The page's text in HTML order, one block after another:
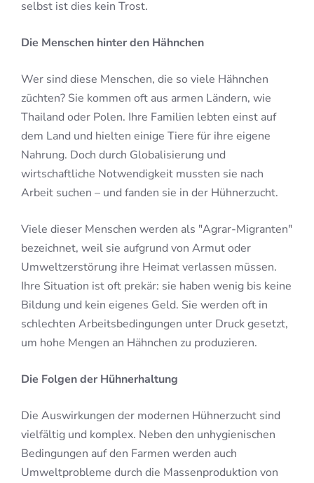
selbst ist dies kein Trost.
Die Menschen hinter den Hähnchen
Wer sind diese Menschen, die so viele Hähnchen
züchten? Sie kommen oft aus armen Ländern, wie
Thailand oder Polen. Ihre Familien lebten einst auf
dem Land und hielten einige Tiere für ihre eigene
Nahrung. Doch durch Globalisierung und
wirtschaftliche Notwendigkeit mussten sie nach
Arbeit suchen – und fanden sie in der Hühnerzucht.
Viele dieser Menschen werden als "Agrar-Migranten"
bezeichnet, weil sie aufgrund von Armut oder
Umweltzerstörung ihre Heimat verlassen müssen.
Ihre Situation ist oft prekär: sie haben wenig bis keine
Bildung und kein eigenes Geld. Sie werden oft in
schlechten Arbeitsbedingungen unter Druck gesetzt,
um hohe Mengen an Hähnchen zu produzieren.
Die Folgen der Hühnerhaltung
Die Auswirkungen der modernen Hühnerzucht sind
vielfältig und komplex. Neben den unhygienischen
Bedingungen auf den Farmen werden auch
Umweltprobleme durch die Massenproduktion von